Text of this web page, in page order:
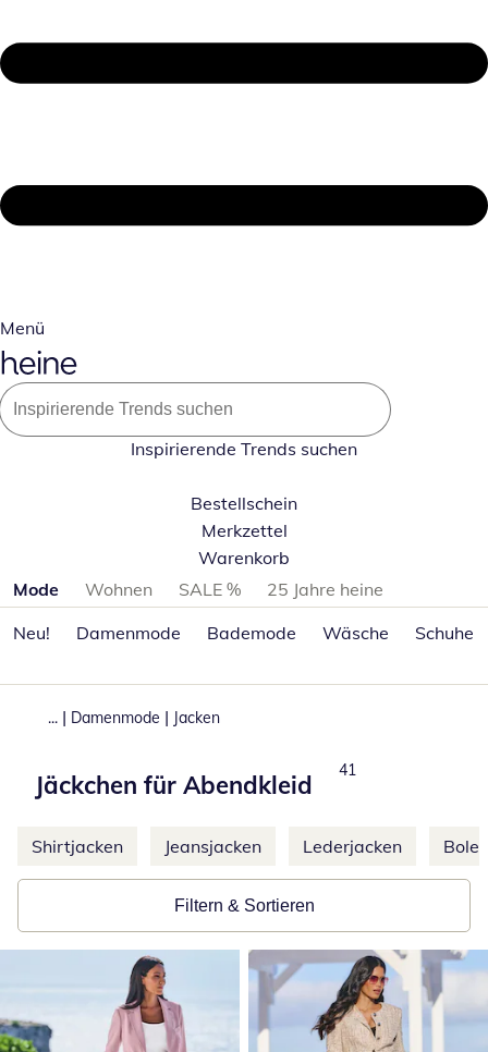
Menü
Inspirierende Trends suchen
Bestellschein
Merkzettel
Warenkorb
Produktkategorien überspringen
Mode Wohnen SALE %
25 Jahre heine
Neu!
Damenmode Bademode Wäsche Schuhe
... | Damenmode | Jacken
Jäckchen für Abendkleid
Total number of
41
Weitere Kategorien überspringen
Shirtjacken Jeansjacken Lederjacken
Filtern & Sortieren